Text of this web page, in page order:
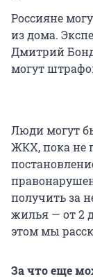
Россияне
из дома.
Дмитрий
могут
Люди могут
ЖКХ, пока не
получить за
жилья — от 2
этом мы
За что еще